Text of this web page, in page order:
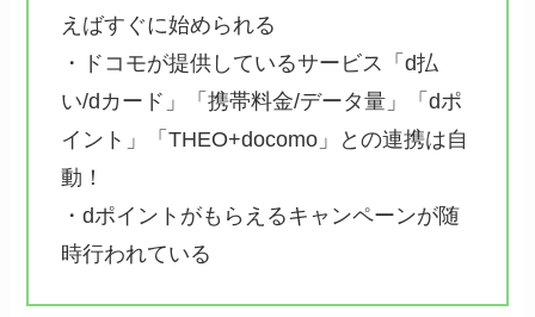
えばすぐに始められる
・ドコモが提供しているサービス「d払
い/dカード」「携帯料金/データ量」「dポ
イント」「THEO+docomo」との連携は自
動！
・dポイントがもらえるキャンペーンが随
時行われている